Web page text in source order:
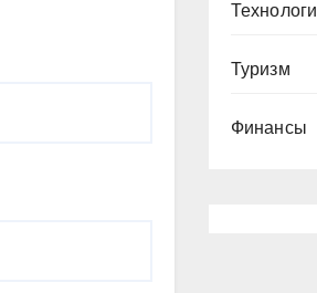
Туризм
Финансы